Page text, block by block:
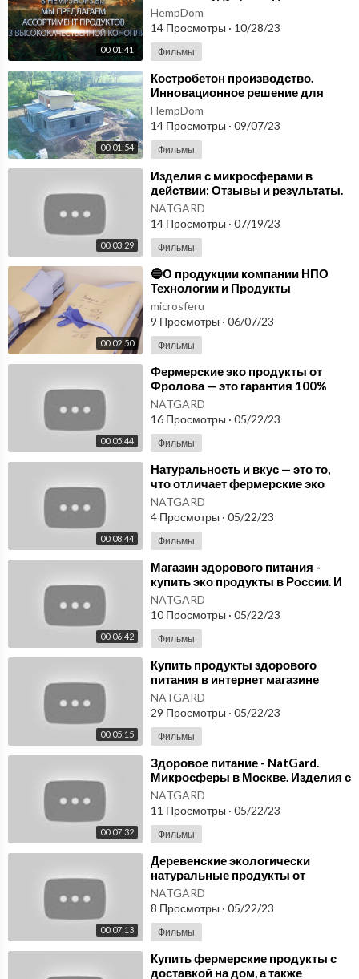
(заказ пропусков без выходных)
🔻🔻🔻Лечебные #микросферы🔻🔻🔻
Универсальная повязка, микросферы
Шапка из микросфер
Варежки (пара) из микросфер
Тапочки сапожки 43-46 размер, микросферы
Капсула 240х180 (нового покроя) из микросфер
Бандаж Шейный
Жилетка, микросферы артрейд
Капсула 200х180 (старого покроя)
Подушка размер 50/70, микросферы артрейд
Матрас односпальный размер 80/200
Налокотник 1 шт
00:01:41
hempshops.biz
HempDom
14 Просмотры · 10/28/23
Фильмы
00:01:54
⁣Костробетон производство.
Инновационное решение для
экологически здорового образа
жизни.
HempDom
14 Просмотры · 09/07/23
Фильмы
00:03:29
⁣Изделия с микросферами в
действии: Отзывы и результаты.
NATGARD «Продукты от
Фролова».
NATGARD
14 Просмотры · 07/19/23
Фильмы
00:02:50
⁣🔵О продукции компании НПО
Технологии и Продукты
Здоровья. Микросферы🔵
microsferu
9 Просмотры · 06/07/23
Фильмы
00:05:44
⁣Фермерские эко продукты от
Фролова — это гарантия 100%
натуральности и
непревзойдённого качества.
NATGARD
16 Просмотры · 05/22/23
Фильмы
00:08:44
⁣Натуральность и вкус — это то,
что отличает фермерские эко
продукты от Фролова Изделия с
микросфера
NATGARD
4 Просмотры · 05/22/23
Фильмы
00:06:42
⁣Магазин здорового питания -
купить эко продукты в России. И
бытовые изделия с
микросферами. NatGard
NATGARD
10 Просмотры · 05/22/23
Фильмы
00:05:15
⁣Купить продукты здорового
питания в интернет магазине
NatGard, а также изделия из
микросфер.
NATGARD
29 Просмотры · 05/22/23
Фильмы
00:07:32
⁣Здоровое питание - NatGard.
Микросферы в Москве. Изделия с
наполнителем из микросфер.
NATGARD
11 Просмотры · 05/22/23
Фильмы
00:07:13
⁣Деревенские экологически
натуральные продукты от
Фролова. Товары для здоровья с
микросферами.
NATGARD
8 Просмотры · 05/22/23
Фильмы
⁣Купить фермерские продукты с
доставкой на дом, а также